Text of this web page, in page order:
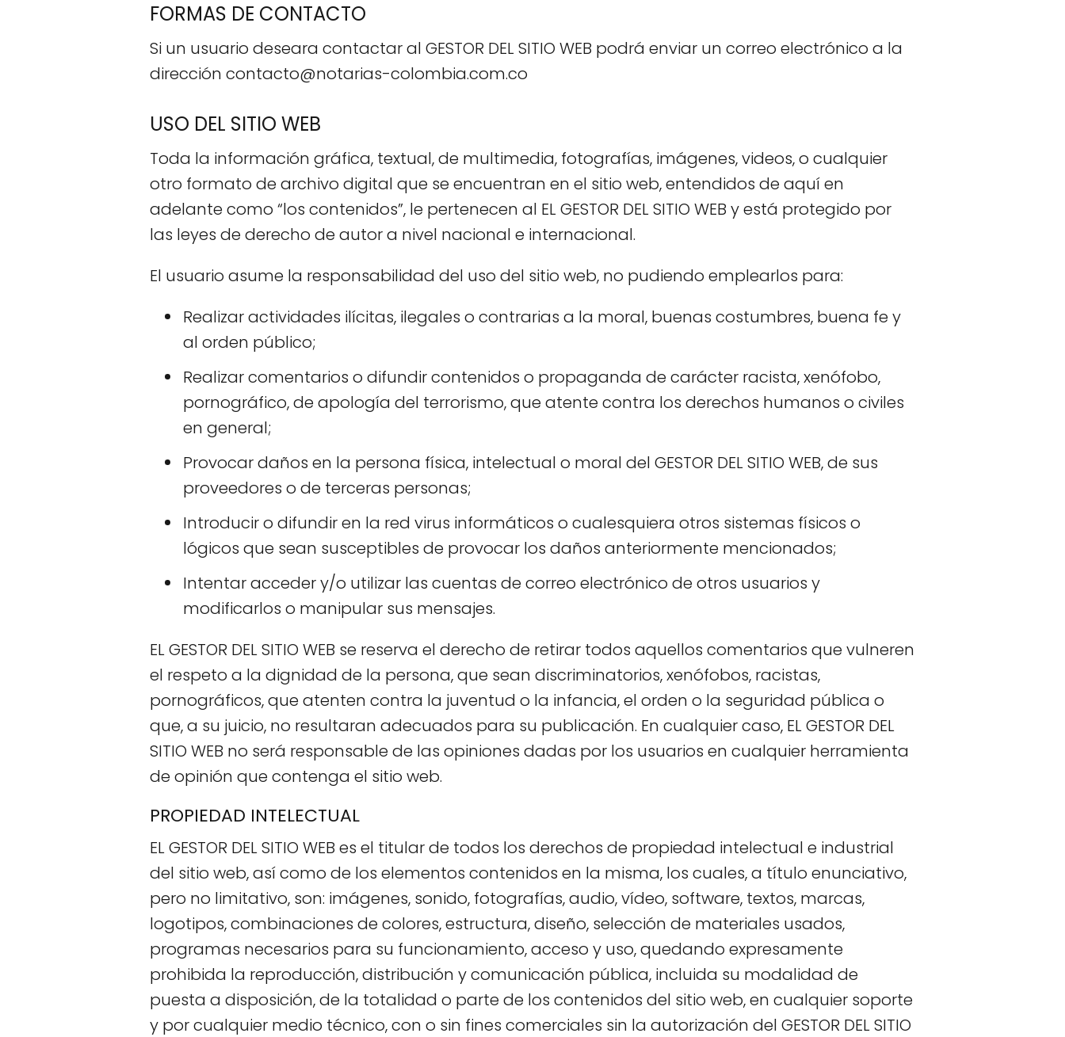
FORMAS DE CONTACTO
Si un usuario deseara contactar al GESTOR DEL SITIO WEB podrá enviar un correo electrónico a la
dirección contacto@notarias-colombia.com.co
USO DEL SITIO WEB
Toda la información gráfica, textual, de multimedia, fotografías, imágenes, videos, o cualquier
otro formato de archivo digital que se encuentran en el sitio web, entendidos de aquí en
adelante como “los contenidos”, le pertenecen al EL GESTOR DEL SITIO WEB y está protegido por
las leyes de derecho de autor a nivel nacional e internacional.
El usuario asume la responsabilidad del uso del sitio web, no pudiendo emplearlos para:
Realizar actividades ilícitas, ilegales o contrarias a la moral, buenas costumbres, buena fe y
al orden público;
Realizar comentarios o difundir contenidos o propaganda de carácter racista, xenófobo,
pornográfico, de apología del terrorismo, que atente contra los derechos humanos o civiles
en general;
Provocar daños en la persona física, intelectual o moral del GESTOR DEL SITIO WEB, de sus
proveedores o de terceras personas;
Introducir o difundir en la red virus informáticos o cualesquiera otros sistemas físicos o
lógicos que sean susceptibles de provocar los daños anteriormente mencionados;
Intentar acceder y/o utilizar las cuentas de correo electrónico de otros usuarios y
modificarlos o manipular sus mensajes.
EL GESTOR DEL SITIO WEB se reserva el derecho de retirar todos aquellos comentarios que vulneren
el respeto a la dignidad de la persona, que sean discriminatorios, xenófobos, racistas,
pornográficos, que atenten contra la juventud o la infancia, el orden o la seguridad pública o
que, a su juicio, no resultaran adecuados para su publicación. En cualquier caso, EL GESTOR DEL
SITIO WEB no será responsable de las opiniones dadas por los usuarios en cualquier herramienta
de opinión que contenga el sitio web.
PROPIEDAD INTELECTUAL
EL GESTOR DEL SITIO WEB es el titular de todos los derechos de propiedad intelectual e industrial
del sitio web, así como de los elementos contenidos en la misma, los cuales, a título enunciativo,
pero no limitativo, son: imágenes, sonido, fotografías, audio, vídeo, software, textos, marcas,
logotipos, combinaciones de colores, estructura, diseño, selección de materiales usados,
programas necesarios para su funcionamiento, acceso y uso, quedando expresamente
prohibida la reproducción, distribución y comunicación pública, incluida su modalidad de
puesta a disposición, de la totalidad o parte de los contenidos del sitio web, en cualquier soporte
y por cualquier medio técnico, con o sin fines comerciales sin la autorización del GESTOR DEL SITIO